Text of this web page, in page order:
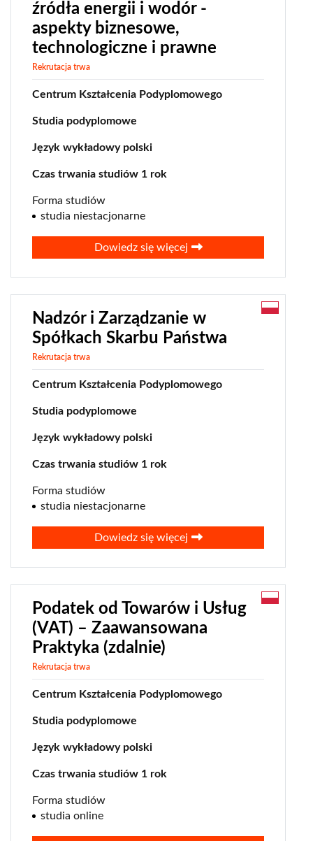
źródła energii i wodór -
aspekty biznesowe,
technologiczne i prawne
Rekrutacja trwa
Centrum Kształcenia Podyplomowego
Studia podyplomowe
Język wykładowy polski
Czas trwania studiów 1 rok
Forma studiów
studia niestacjonarne
Dowiedz się więcej
Nadzór i Zarządzanie w
Spółkach Skarbu Państwa
Rekrutacja trwa
Centrum Kształcenia Podyplomowego
Studia podyplomowe
Język wykładowy polski
Czas trwania studiów 1 rok
Forma studiów
studia niestacjonarne
Dowiedz się więcej
Podatek od Towarów i Usług
(VAT) – Zaawansowana
Praktyka (zdalnie)
Rekrutacja trwa
Centrum Kształcenia Podyplomowego
Studia podyplomowe
Język wykładowy polski
Czas trwania studiów 1 rok
Forma studiów
studia online